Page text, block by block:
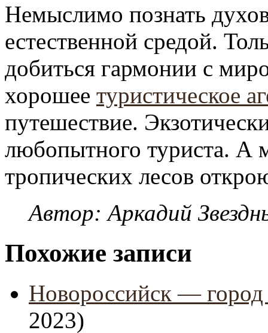
Немыслимо познать
естественной средой.
добиться гармонии с
хорошее туристическое
путешествие.
любопытного туриста. А
тропических лесов
Автор: Аркадий
Похожие записи
Новороссийск — город
2023)